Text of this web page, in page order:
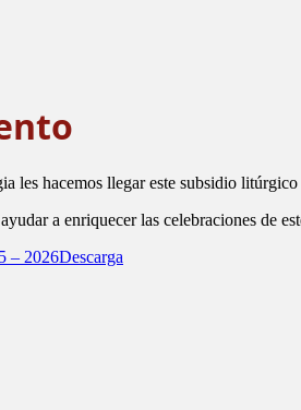
les hacemos llegar este subsidio
a enriquecer las celebraciones de
– 2026Descarga